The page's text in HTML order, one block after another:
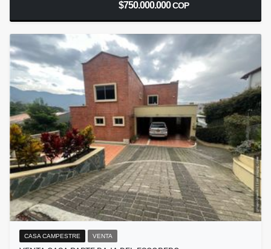
$750.000.000COP
CASA CAMPESTRE VENTA